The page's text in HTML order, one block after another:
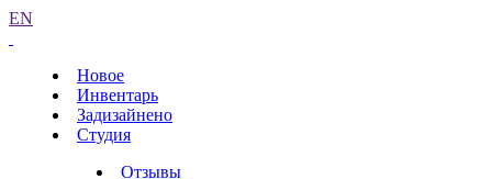
EN
Новое
Инвентарь
Задизайнено
Студия
Отзывы